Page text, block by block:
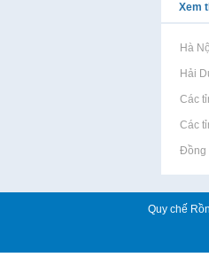
Xem
Rao vặt tại Hà
Rao vặt tại Hải
Rao vặt tại Các
Rao vặt tại Các
Rao vặt tại Đồng
Quy chế